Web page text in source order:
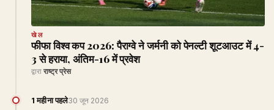
खेल
फीफा विश्व कप 2026: पैराग्वे ने जर्मनी को पेनल्टी शूटआउट में 4-
3 से हराया, अंतिम-16 में प्रवेश
द्वारा राष्ट्र प्रेस
1 महीना पहले30 जून 2026